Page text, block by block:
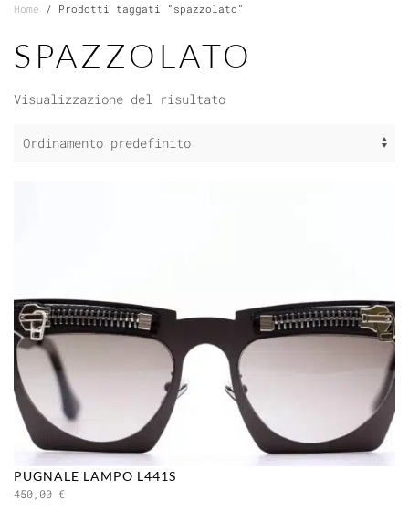
Home / Prodotti taggati “spazzolato”
SPAZZOLATO
Visualizzazione del risultato
PUGNALE LAMPO L441S
450,00 €